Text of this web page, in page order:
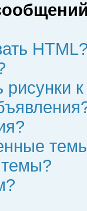
рисунки
темы?